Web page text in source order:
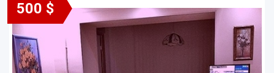
500 $